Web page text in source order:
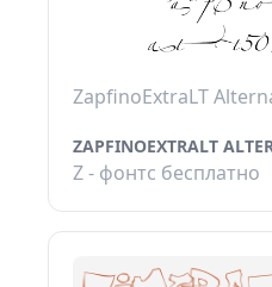
ZapfinoExtraLT
ZAPFINOEXTRALT
Z - фонтс бесплатно